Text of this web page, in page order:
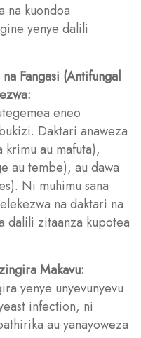
na kuondoa
yenye dalili
Fangasi (Antifungal
eneo
Daktari anaweza
krimu au mafuta),
au tembe), au dawa
Ni muhimu sana
na daktari na
dalili zitaanza kupotea
Makavu:
yenye unyevunyevu
infection, ni
au yanayoweza